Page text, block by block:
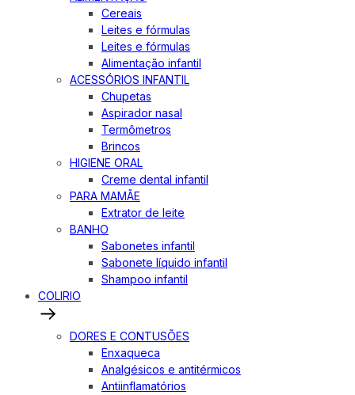
Cereais
Leites e fórmulas
Leites e fórmulas
Alimentação infantil
ACESSÓRIOS INFANTIL
Chupetas
Aspirador nasal
Termômetros
Brincos
HIGIENE ORAL
Creme dental infantil
PARA MAMÃE
Extrator de leite
BANHO
Sabonetes infantil
Sabonete líquido infantil
Shampoo infantil
COLIRIO
DORES E CONTUSÕES
Enxaqueca
Analgésicos e antitérmicos
Antiinflamatórios